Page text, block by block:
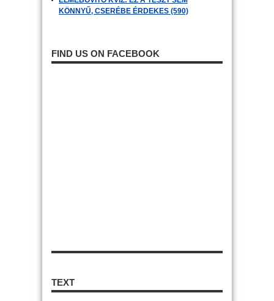
KÖNNYŰ, CSERÉBE ÉRDEKES (590)
FIND US ON FACEBOOK
TEXT